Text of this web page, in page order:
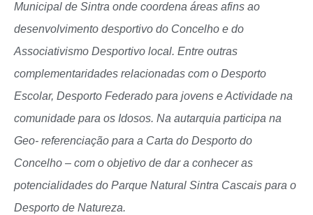
Municipal de Sintra onde coordena áreas afins ao
desenvolvimento desportivo do Concelho e do
Associativismo Desportivo local. Entre outras
complementaridades relacionadas com o Desporto
Escolar, Desporto Federado para jovens e Actividade na
comunidade para os Idosos. Na autarquia participa na
Geo- referenciação para a Carta do Desporto do
Concelho – com o objetivo de dar a conhecer as
potencialidades do Parque Natural Sintra Cascais para o
Desporto de Natureza.